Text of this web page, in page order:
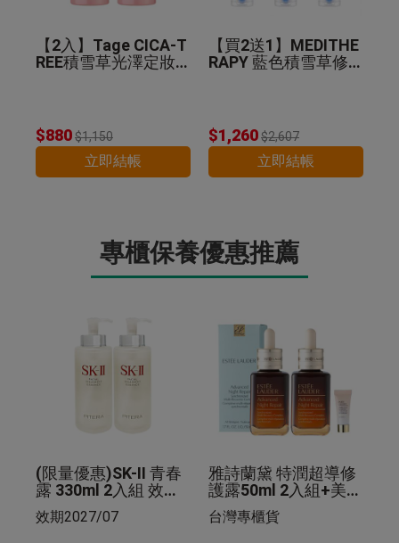
【2入】Tage CICA-T
REE積雪草光澤定妝
$880$1,150
立即結帳
【買2送1】MEDITHE
RAPY 藍色積雪草修
$1,260$2,607
立即結帳
專櫃保養優惠推薦
(限量優惠)SK-II 青春
露 330ml 2入組 效期2
027/07
效期2027/07
雅詩蘭黛 特潤超導修
護露50ml 2入組+美肌
乳 5ml 公司貨
台灣專櫃貨